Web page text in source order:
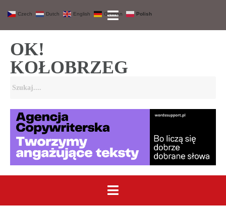
OK!
KOŁOBRZEG
Czech Dutch English German Polish